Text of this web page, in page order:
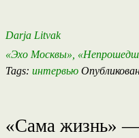
Darja Litvak
«Эхо Москвы»,
Tags: интервью
«Сама жизнь» —